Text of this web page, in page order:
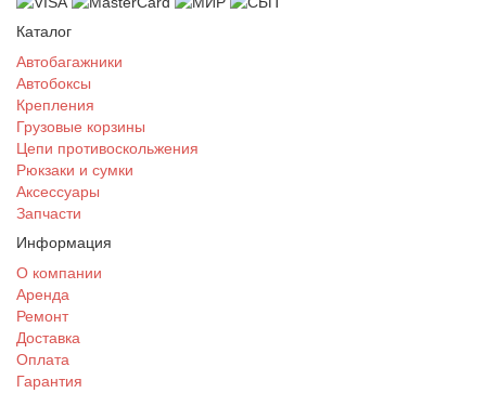
Каталог
Автобагажники
Автобоксы
Крепления
Грузовые корзины
Цепи противоскольжения
Рюкзаки и сумки
Аксессуары
Запчасти
Информация
О компании
Аренда
Ремонт
Доставка
Оплата
Гарантия